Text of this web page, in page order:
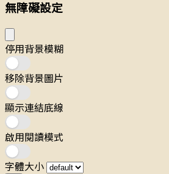
無障礙設定
停用背景模糊
移除背景圖片
顯示連結底線
啟用閱讀模式
字體大小